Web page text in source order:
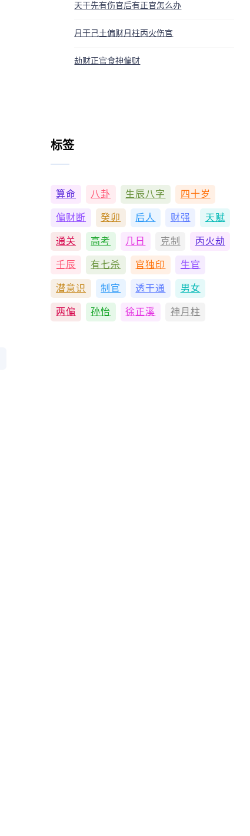
天干先有伤官后有正官怎么办
月干己土偏财月柱丙火伤官
劫财正官食神偏财
标签
算命 八卦 生辰八字 四十岁
偏财断 癸卯 后人 财强 天赋
通关 高考 几日 克制 丙火劫
壬辰 有七杀 官独印 生官
潜意识 制官 透干通 男女
两偏 孙怡 徐正溪 神月柱